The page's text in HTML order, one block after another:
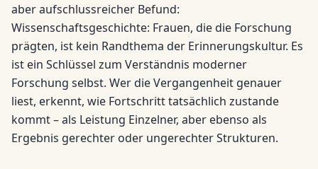
aber aufschlussreicher Befund:
Wissenschaftsgeschichte: Frauen, die die Forschung
prägten, ist kein Randthema der Erinnerungskultur. Es
ist ein Schlüssel zum Verständnis moderner
Forschung selbst. Wer die Vergangenheit genauer
liest, erkennt, wie Fortschritt tatsächlich zustande
kommt – als Leistung Einzelner, aber ebenso als
Ergebnis gerechter oder ungerechter Strukturen.